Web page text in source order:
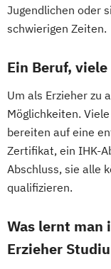
in"
Jugendlichen oder
schwierigen Zeiten.
Ein Beruf,
Um als Erzieher zu
Möglichkeiten.
bereiten auf eine
Zertifikat, ein IHK-
Abschluss, sie alle
qualifizieren.
Was lernt man
Erzieher